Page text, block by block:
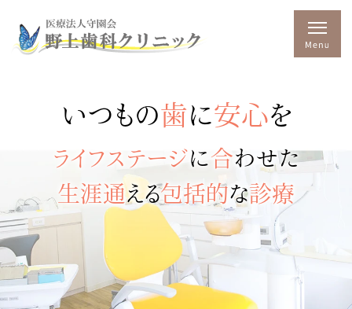
いつもの歯に安心を
ライフステージに合わせた
生涯通える包括的な診療